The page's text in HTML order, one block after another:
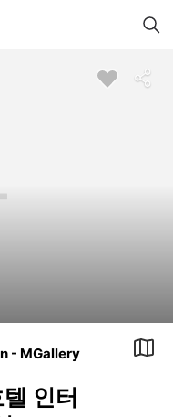
- MGallery
인터